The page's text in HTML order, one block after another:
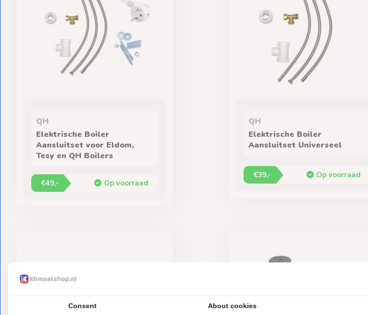
QH
Elektrische Boiler
Aansluitset voor Eldom,
Tesy en QH Boilers
€49,- Op voorraad
QH
Elektrische Boiler
Aansluitset Universeel
€39,- Op voorraad
Consent About cookies